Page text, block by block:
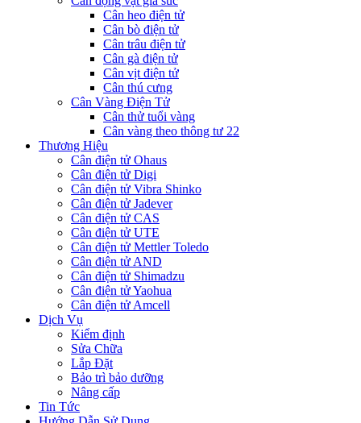
Cân heo điện tử
Cân bò điện tử
Cân trâu điện tử
Cân gà điện tử
Cân vịt điện tử
Cân thú cưng
Cân Vàng Điện Tử
Cân thử tuổi vàng
Cân vàng theo thông tư 22
Thương Hiệu
Cân điện tử Ohaus
Cân điện tử Digi
Cân điện tử Vibra Shinko
Cân điện tử Jadever
Cân điện tử CAS
Cân điện tử UTE
Cân điện tử Mettler Toledo
Cân điện tử AND
Cân điện tử Shimadzu
Cân điện tử Yaohua
Cân điện tử Amcell
Dịch Vụ
Kiểm định
Sửa Chữa
Lắp Đặt
Bảo trì bảo dưỡng
Nâng cấp
Tin Tức